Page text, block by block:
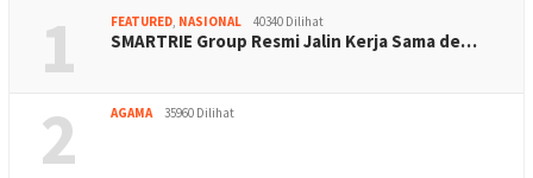
1 FEATURED NASIONAL 40340 Dilihat
SMARTRIE Group Resmi Jalin Kerja Sama de…
2 AGAMA 35960 Dilihat